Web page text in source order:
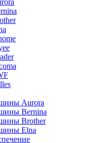
Aurora
Bernina
Brother
Elna